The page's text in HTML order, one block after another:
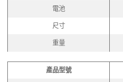
電池
尺寸
重量
產品型號